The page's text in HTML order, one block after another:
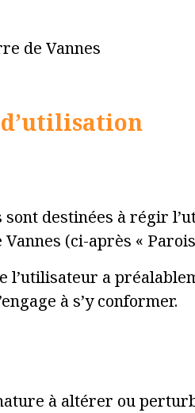
de Vannes
destinées à régir
(ci-après «
l’utilisateur a
à s’y conformer.
à altérer ou